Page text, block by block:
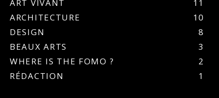
ART VIVANT
11
ARCHITECTURE
10
DESIGN
8
BEAUX ARTS
3
WHERE IS THE FOMO ?
2
RÉDACTION
1